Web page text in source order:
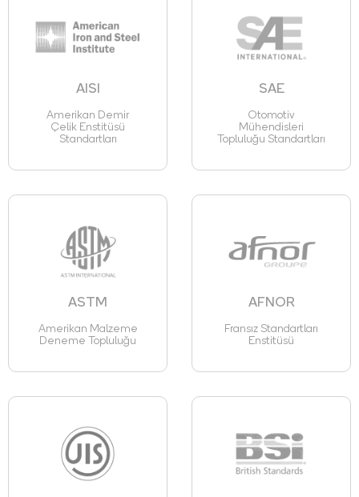
AISI
Amerikan Demir
Çelik Enstitüsü
Standartları
SAE
Otomotiv
Mühendisleri
Topluluğu Standartları
ASTM
Amerikan Malzeme
Deneme Topluluğu
AFNOR
Fransız Standartları
Enstitüsü